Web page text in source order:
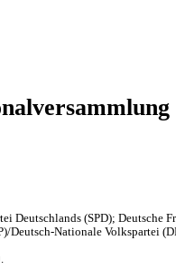
Deutschlands (SPD); Deutsche
Deutsch-Nationale Volkspartei